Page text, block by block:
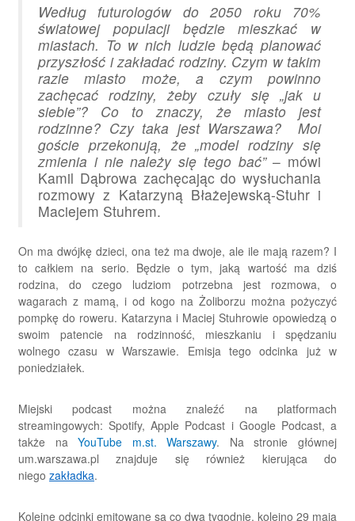
Według futurologów do 2050 roku 70%
światowej populacji będzie mieszkać w
miastach. To w nich ludzie będą planować
przyszłość i zakładać rodziny. Czym w takim
razie miasto może, a czym powinno
zachęcać rodziny, żeby czuły się „jak u
siebie”? Co to znaczy, że miasto jest
rodzinne? Czy taka jest Warszawa? Moi
goście przekonują, że „model rodziny się
zmienia i nie należy się tego bać”– mówi
Kamil Dąbrowa zachęcając do wysłuchania
rozmowy z Katarzyną Błażejewską-Stuhr i
Maciejem Stuhrem.
On ma dwójkę dzieci, ona też ma dwoje, ale ile mają razem? I
to całkiem na serio. Będzie o tym, jaką wartość ma dziś
rodzina, do czego ludziom potrzebna jest rozmowa, o
wagarach z mamą, i od kogo na Żoliborzu można pożyczyć
pompkę do roweru. Katarzyna i Maciej Stuhrowie opowiedzą o
swoim patencie na rodzinność, mieszkaniu i spędzaniu
wolnego czasu w Warszawie. Emisja tego odcinka już w
poniedziałek.
Miejski podcast można znaleźć na platformach
streamingowych: Spotify, Apple Podcast i Google Podcast, a
także naYouTube m.st. Warszawy. Na stronie głównej
um.warszawa.pl znajduje się również kierująca do
niego zakładka.
Kolejne odcinki emitowane są co dwa tygodnie, kolejno 29 maja